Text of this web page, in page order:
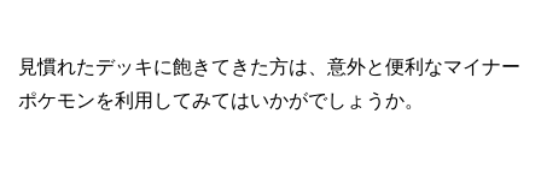
見慣れたデッキに飽きてきた方は、意外と便利なマイナー
ポケモンを利用してみてはいかがでしょうか。